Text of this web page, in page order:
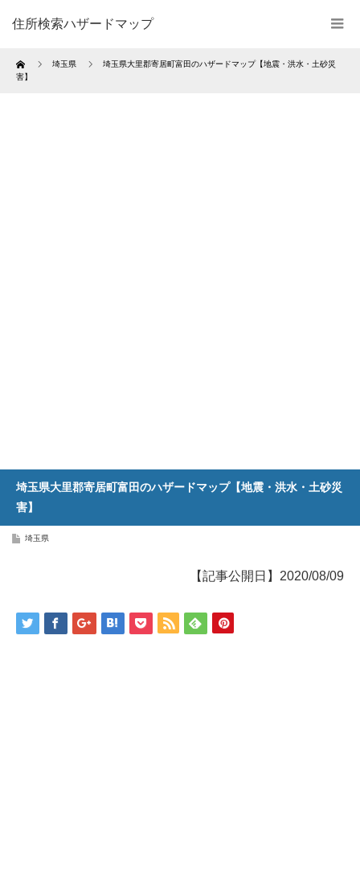
住所検索ハザードマップ
Home 埼玉県
埼玉県大里郡寄居町富田のハザードマップ【地震・洪水・土砂災
害】
埼玉県大里郡寄居町富田のハザードマップ【地震・洪水・土砂災
害】
埼玉県
【記事公開日】2020/08/09